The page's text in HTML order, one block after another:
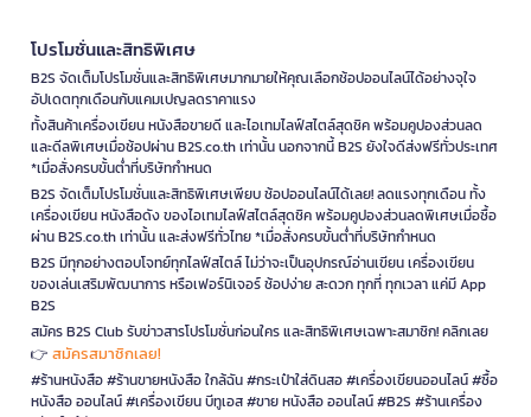
โปรโมชั่นและสิทธิพิเศษ
B2S จัดเต็มโปรโมชั่นและสิทธิพิเศษมากมายให้คุณเลือกช้อปออนไลน์ได้อย่างจุใจ
อัปเดตทุกเดือนกับแคมเปญลดราคาแรง
ทั้งสินค้าเครื่องเขียน หนังสือขายดี และไอเทมไลฟ์สไตล์สุดชิค พร้อมคูปองส่วนลด
และดีลพิเศษเมื่อช้อปผ่าน B2S.co.th เท่านั้น นอกจากนี้ B2S ยังใจดีส่งฟรีทั่วประเทศ
*เมื่อสั่งครบขั้นต่ำที่บริษัทกำหนด
B2S จัดเต็มโปรโมชั่นและสิทธิพิเศษเพียบ ช้อปออนไลน์ได้เลย! ลดแรงทุกเดือน ทั้ง
เครื่องเขียน หนังสือดัง ของไอเทมไลฟ์สไตล์สุดชิค พร้อมคูปองส่วนลดพิเศษเมื่อซื้อ
ผ่าน B2S.co.th เท่านั้น และส่งฟรีทั่วไทย *เมื่อสั่งครบขั้นต่ำที่บริษัทกำหนด
B2S มีทุกอย่างตอบโจทย์ทุกไลฟ์สไตล์ ไม่ว่าจะเป็นอุปกรณ์อ่านเขียน เครื่องเขียน
ของเล่นเสริมพัฒนาการ หรือเฟอร์นิเจอร์ ช้อปง่าย สะดวก ทุกที่ ทุกเวลา แค่มี App
B2S
สมัคร B2S Club รับข่าวสารโปรโมชั่นก่อนใคร และสิทธิพิเศษเฉพาะสมาชิก! คลิกเลย
👉 สมัครสมาชิกเลย!
#ร้านหนังสือ #ร้านขายหนังสือ ใกล้ฉัน #กระเป๋าใส่ดินสอ #เครื่องเขียนออนไลน์ #ซื้อ
หนังสือ ออนไลน์ #เครื่องเขียน บีทูเอส #ขาย หนังสือ ออนไลน์ #B2S #ร้านเครื่อง